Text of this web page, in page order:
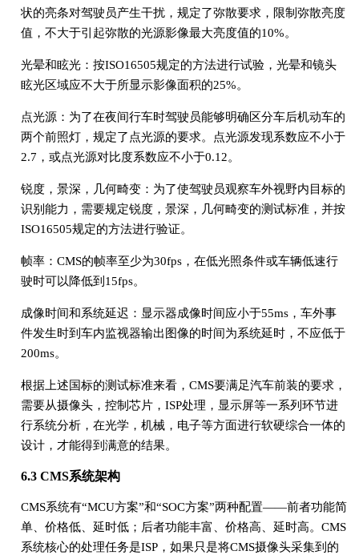
状的亮条对驾驶员产生干扰，规定了弥散要求，限制弥散亮度
值，不大于引起弥散的光源影像最大亮度值的10%。
光晕和眩光：按ISO16505规定的方法进行试验，光晕和镜头
眩光区域应不大于所显示影像面积的25%。
点光源：为了在夜间行车时驾驶员能够明确区分车后机动车的
两个前照灯，规定了点光源的要求。点光源发现系数应不小于
2.7，或点光源对比度系数应不小于0.12。
锐度，景深，几何畸变：为了使驾驶员观察车外视野内目标的
识别能力，需要规定锐度，景深，几何畸变的测试标准，并按
ISO16505规定的方法进行验证。
帧率：CMS的帧率至少为30fps，在低光照条件或车辆低速行
驶时可以降低到15fps。
成像时间和系统延迟：显示器成像时间应小于55ms，车外事
件发生时到车内监视器输出图像的时间为系统延时，不应低于
200ms。
根据上述国标的测试标准来看，CMS要满足汽车前装的要求，
需要从摄像头，控制芯片，ISP处理，显示屏等一系列环节进
行系统分析，在光学，机械，电子等方面进行软硬综合一体的
设计，才能得到满意的结果。
6.3 CMS系统架构
CMS系统有“MCU方案”和“SOC方案”两种配置——前者功能简
单、价格低、延时低；后者功能丰富、价格高、延时高。CMS
系统核心的处理任务是ISP，如果只是将CMS摄像头采集到的